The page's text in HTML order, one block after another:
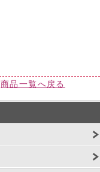
商品一覧へ戻る